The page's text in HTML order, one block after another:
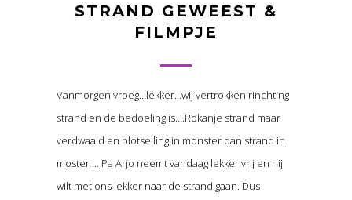
STRAND GEWEEST &
FILMPJE
Vanmorgen vroeg…lekker…wij vertrokken rinchting
strand en de bedoeling is….Rokanje strand maar
verdwaald en plotselling in monster dan strand in
moster … Pa Arjo neemt vandaag lekker vrij en hij
wilt met ons lekker naar de strand gaan. Dus